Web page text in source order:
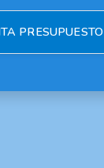
PRESUPUESTO